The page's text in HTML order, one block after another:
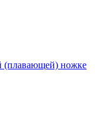
(плавающей) ножке